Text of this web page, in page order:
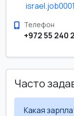
Телефон
+972 55 240
Часто
Какая